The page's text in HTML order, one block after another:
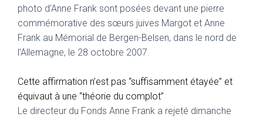
photo d’Anne Frank sont posées devant une pierre
commémorative des sœurs juives Margot et Anne
Frank au Mémorial de Bergen-Belsen, dans le nord de
l’Allemagne, le 28 octobre 2007.
Cette affirmation n’est pas “suffisamment étayée” et
équivaut à une “théorie du complot”
Le directeur du Fonds Anne Frank a rejeté dimanche